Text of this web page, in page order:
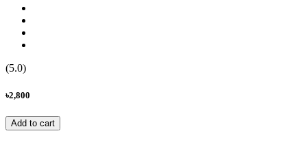
(5.0)
৳2,800
Add to cart